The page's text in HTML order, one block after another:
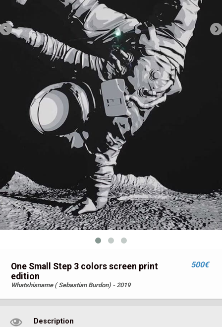
One Small Step 3 colors screen print
edition
Whatshisname ( Sebastian Burdon) - 2019
500€
Description